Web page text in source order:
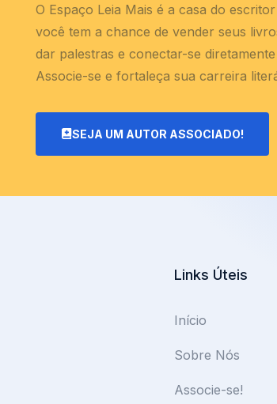
O Espaço Leia Mais é a casa do
você tem a chance de vender seus
dar palestras e conectar-se
Associe-se e fortaleça sua carreira
SEJA UM AUTOR ASSOCIADO!
Links Úteis
Início
Sobre Nós
Associe-se!